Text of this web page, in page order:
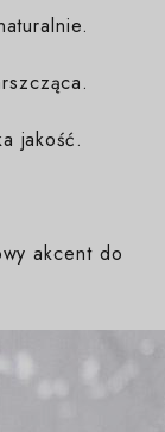
jakość.
akcent do